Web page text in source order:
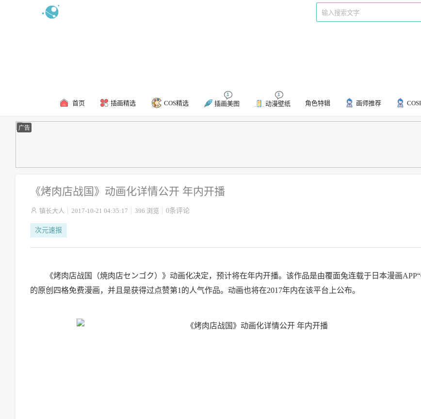
首页 插画精选 COS精选
1
插画美图
1
动漫壁纸 角色特辑 画师推荐
广告
《烤肉店战国》动画化详情公开 年内开播
 镇长大人 2017-10-21 04:35:17 396 浏览 0条评论
次元速报
《烤肉店战国（焼肉店センゴク）》动画化决定，预计将在年内开播。该作品是由覆面兔连载于日本漫画
的原创四格免费漫画，并且是获得过点赞第1的人气作品。动画也将在2017年内在该平台上公布。